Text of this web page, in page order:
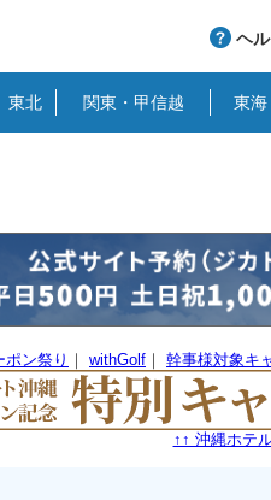
ヘ
東北 関東・甲信越 東
ン祭り ｜ withGolf ｜ 幹事様対象キ
↑↑ 沖縄ホテ